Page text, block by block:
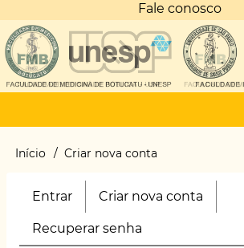
Fale conosco
Main
Trilha
navegação
Início Criar nova conta
Primary
Entrar Criar nova conta
ativa)
Recuperar senha